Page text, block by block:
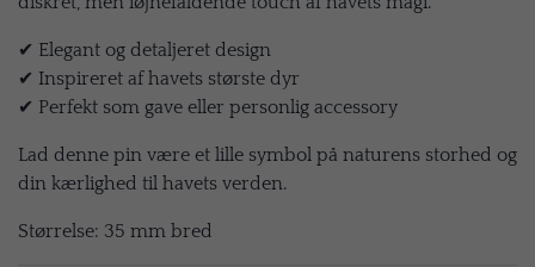
✔ Elegant og detaljeret design
✔ Inspireret af havets største dyr
✔ Perfekt som gave eller personlig accessory
Lad denne pin være et lille symbol på naturens storhed og
din kærlighed til havets verden.
Størrelse: 35 mm bred